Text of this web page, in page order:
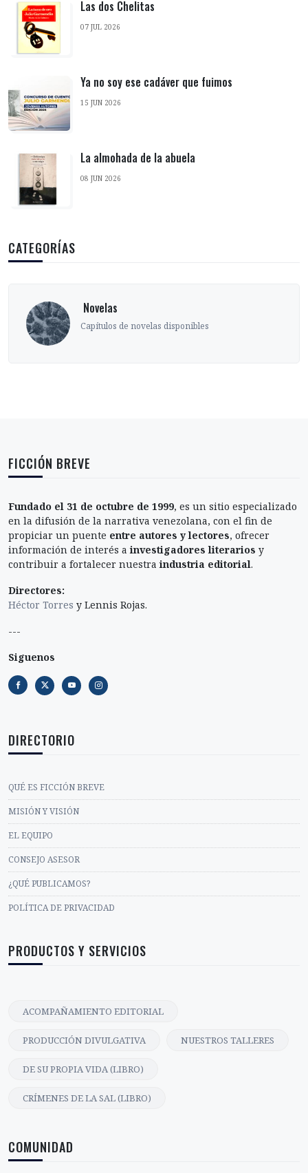
Las dos Chelitas
07 JUL 2026
Ya no soy ese cadáver que fuimos
15 JUN 2026
La almohada de la abuela
08 JUN 2026
CATEGORÍAS
‎ Novelas
Capítulos de novelas disponibles
FICCIÓN BREVE
Fundado el 31 de octubre de 1999, es un sitio especializado
en la difusión de la narrativa venezolana, con el fin de
propiciar un puente entre autores y lectores, ofrecer
información de interés ainvestigadores literarios y
contribuir a fortalecer nuestraindustria editorial.
Directores:
Héctor Torres y Lennis Rojas.
---
Siguenos
DIRECTORIO
QUÉ ES FICCIÓN BREVE
MISIÓN Y VISIÓN
EL EQUIPO
CONSEJO ASESOR
¿QUÉ PUBLICAMOS?
POLÍTICA DE PRIVACIDAD
PRODUCTOS Y SERVICIOS
ACOMPAÑAMIENTO EDITORIAL
PRODUCCIÓN DIVULGATIVA NUESTROS TALLERES
DE SU PROPIA VIDA (LIBRO)
CRÍMENES DE LA SAL (LIBRO)
COMUNIDAD